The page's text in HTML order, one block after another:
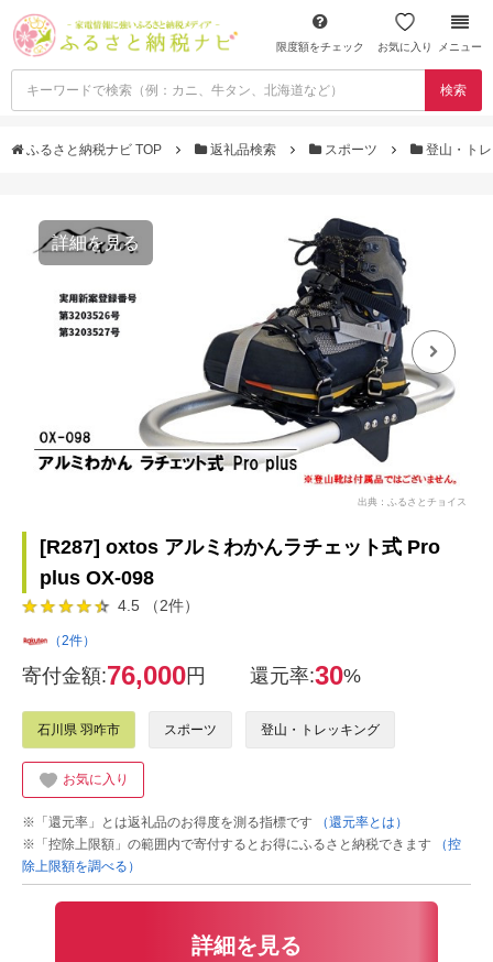
限度額をチェック お気に入り メニュー
検索
ふるさと納税ナビ TOP 返礼品検索 スポーツ 登山・ト
詳細を見る
出典：ふるさとチョイス
[R287] oxtos アルミわかんラチェット式 Pro
plus OX-098
4.5 （2件）
（2件）
寄付金額:76,000円 還元率:30%
石川県 羽咋市 スポーツ 登山・トレッキング
お気に入り
※「還元率」とは返礼品のお得度を測る指標です
（還元率とは）
※「控除上限額」の範囲内で寄付するとお得にふるさと納税できます
（控
除上限額を調べる）
詳細を見る